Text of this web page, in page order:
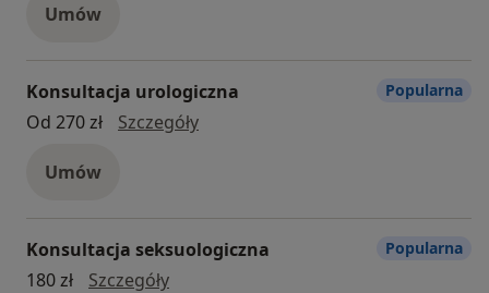
Umów
Konsultacja urologiczna
Od 270 zł
Szczegółykonsultacja urologiczna
Umów
Popularna
Konsultacja seksuologiczna
180 zł
Szczegółykonsultacja seksuologiczna
Popularna